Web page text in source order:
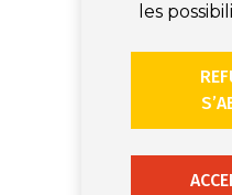
les